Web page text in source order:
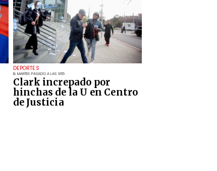
DEPORTES
EL MARTES PASADO A LAS 9:55
Clark increpado por
hinchas de la U en Centro
de Justicia